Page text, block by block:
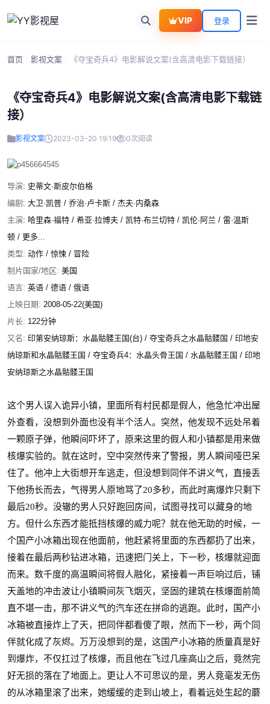
VIP 登录
首页 影视文案 《夺宝奇兵4》电影解说文案(含高清电影下载链接）
《夺宝奇兵4》电影解说文案(含高清电影下载链
接）
影视文案 2023-03-20 19:19 0次阅读
导演: 史蒂文·斯皮尔伯格
编剧 : 大卫·凯普 / 乔治·卢卡斯 / 杰夫·内桑森
主演: 哈里森·福特 / 希亚·拉博夫 / 凯特·布兰切特 / 凯伦·阿兰 / 雷·温斯
顿 / 更多...
类型: 动作 / 惊悚 / 冒险
制片国家/地区: 美国
语言: 英语 / 德语 / 俄语
上映日期: 2008-05-22(美国)
片长: 122分钟
又名: 印第安纳琼斯：水晶骷髅王国(台) / 夺宝奇兵之水晶骷髅国 / 印地安
纳琼斯和水晶骷髅王国 / 夺宝奇兵4：水晶头骨王国 / 水晶骷髅王国 / 印地
安纳琼斯之水晶骷髅王国
这个男人误入诡异小镇，里面所有村民都是假人，他急忙冲出屋
外查看，没想到外面也没有半个活人。突然，他发现不远处吊着
一颗原子弹，他瞬间吓坏了，原来这里的假人和小镇都是用来做
核爆实验的。就在这时，空中突然传来了警报，男人瞬间哑巴呆
住了。他冲上大街想开车逃走，但没想到同伴不讲义气，直接丢
下他扬长而去，气得男人原地骂了20多秒，而此时离爆炸只剩下
最后20秒。没辙的男人只好跑回房间，试图寻找可以藏身的地
方。但什么东西才能抵挡核爆的威力呢？就在他无助的时候，一
个国产小冰箱出现在他面前，他赶紧将里面的东西都扔了出来，
接着在最后两秒钻进冰箱，迅速把门关上，下一秒，核爆就迎面
而来。数千度的高温瞬间将假人融化，紧接着一声巨响过后，铺
天盖地的冲击波让小镇瞬间灰飞烟灭，坚固的建筑在核爆面前简
直不堪一击，那不讲义气的汽车还在拼命的逃跑。此时，国产小
冰箱被直接炸上了天，把同伴都看傻了眼，然而下一秒，两个同
伴就化成了灰烬。万万没想到的是，这国产小冰箱的质量真是好
到爆炸，不仅扛过了核爆，而且他在飞过几座高山之后，竟然完
好无损的落在了地面上。更让人不可思议的是，男人竟毫发无伤
的从冰箱里滚了出来，她缓缓的走到山坡上，看着远处生起的蘑